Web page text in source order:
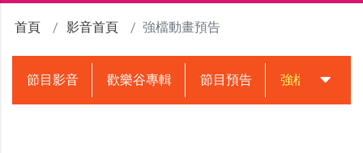
首頁 影音首頁 強檔動畫預告
節目影音 歡樂谷專輯 節目預告 強檔動畫預告